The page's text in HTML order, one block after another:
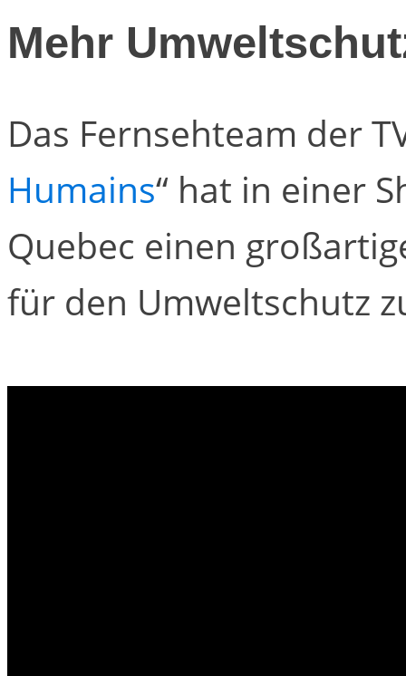
Mehr
Das Fernsehteam der
Humains“ hat in einer
Quebec einen
für den Umweltschutz